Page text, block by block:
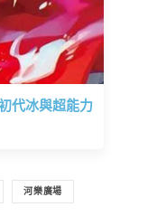
代冰與超能力
河樂廣場